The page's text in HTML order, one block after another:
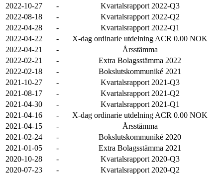
2022-10-27 -
Kvartalsrapport 2022-Q3
2022-08-18
-
Kvartalsrapport 2022-Q2
2022-04-28
-
Kvartalsrapport 2022-Q1
2022-04-22
-
X-dag ordinarie utdelning ACR 0.00 NOK
2022-04-21
-
Årsstämma
2022-02-21
-
Extra Bolagsstämma 2022
2022-02-18
-
Bokslutskommuniké 2021
2021-10-27
-
Kvartalsrapport 2021-Q3
2021-08-17
-
Kvartalsrapport 2021-Q2
2021-04-30
-
Kvartalsrapport 2021-Q1
2021-04-16
-
X-dag ordinarie utdelning ACR 0.00 NOK
2021-04-15
-
Årsstämma
2021-02-24
-
Bokslutskommuniké 2020
2021-01-05
-
Extra Bolagsstämma 2021
2020-10-28
-
Kvartalsrapport 2020-Q3
2020-07-23
-
Kvartalsrapport 2020-Q2